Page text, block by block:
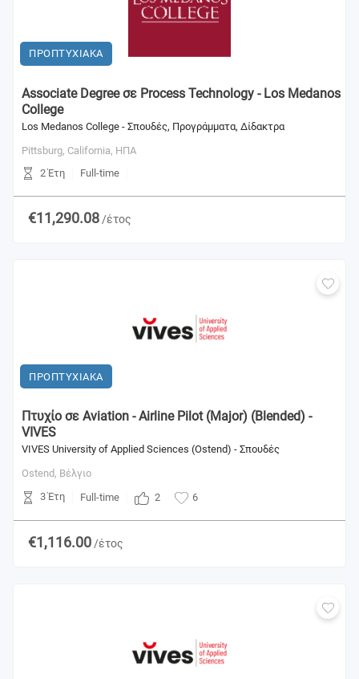
ΠΡΟΠΤΥΧΙΑΚΑ
Associate Degree σε Process Technology - Los Medanos
College
Los Medanos College - Σπουδές, Προγράμματα, Δίδακτρα
Pittsburg, California, ΗΠΑ
2 Έτη
Full-time
€11,290.08/έτος
ΠΡΟΠΤΥΧΙΑΚΑ
Πτυχίο σε Aviation - Airline Pilot (Major) (Blended) -
VIVES
VIVES University of Applied Sciences (Ostend) - Σπουδές
Ostend, Βέλγιο
3 Έτη
Full-time 2 6
€1,116.00/έτος